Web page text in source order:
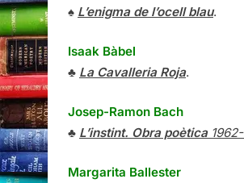
♠ L’enigma de l’ocell blau.
Isaak Bàbel
♣ La Cavalleria Roja.
Josep-Ramon Bach
♣ L’instint. Obra poètica1962-
Margarita Ballester